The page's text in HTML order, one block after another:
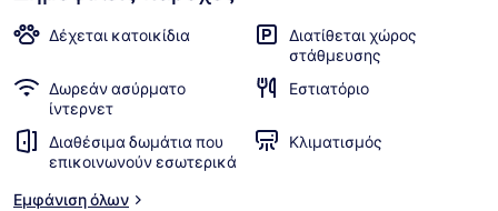
Δέχεται κατοικίδια
Διατίθεται χώρος
στάθμευσης
Δωρεάν ασύρματο
ίντερνετ
Εστιατόριο
Διαθέσιμα δωμάτια που
επικοινωνούν εσωτερικά
Κλιματισμός
Εμφάνιση όλων